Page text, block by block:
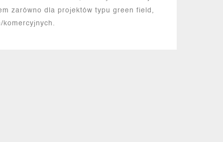
zarówno dla projektów typu green field,
komercyjnych.